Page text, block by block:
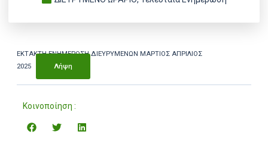
ΕΚΤΑΚΤΗ ΕΝΗΜΕΡΩΣΗ ΔΙΕΥΡΥΜΕΝΩΝ ΜΑΡΤΙΟΣ ΑΠΡΙΛΙΟΣ
2025
Λήψη
Κοινοποίηση :